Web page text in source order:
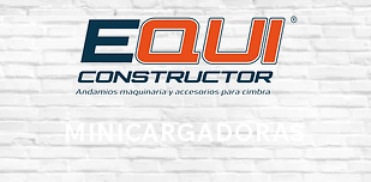
MINICARGADORAS